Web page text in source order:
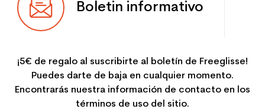
Boletin informativo
¡5€ de regalo al suscribirte al boletín de Freeglisse!
Puedes darte de baja en cualquier momento.
Encontrarás nuestra información de contacto en los
términos de uso del sitio.